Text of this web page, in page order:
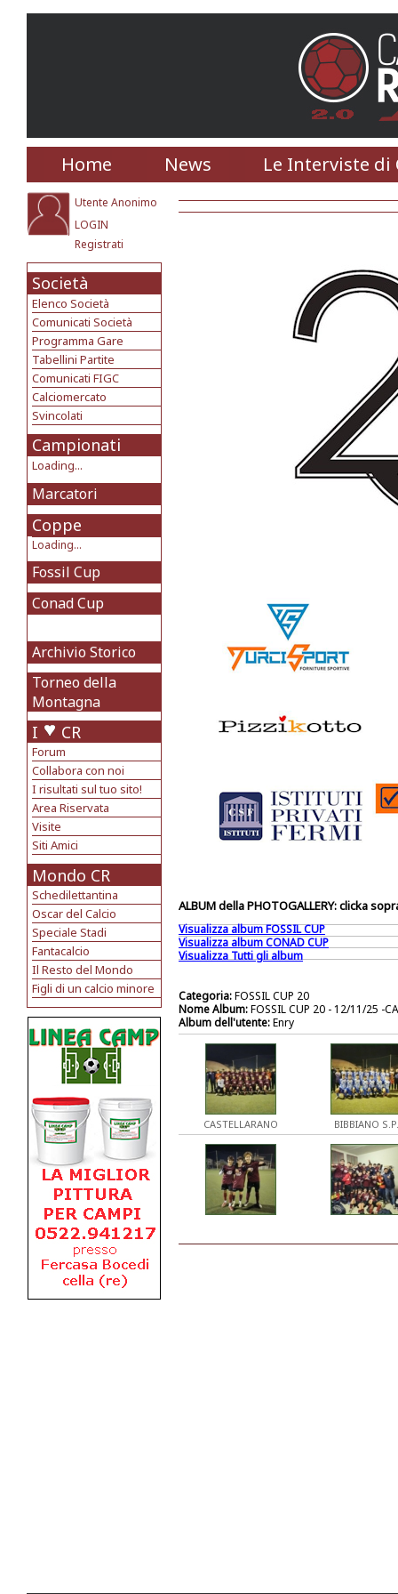
Home News Le Interviste di
Utente Anonimo
LOGIN
Registrati
Società
Elenco Società
Comunicati Società
Programma Gare
Tabellini Partite
Comunicati FIGC
Calciomercato
Svincolati
Campionati
Loading...
Marcatori
Coppe
Loading...
Fossil Cup
Conad Cup
Archivio Storico
Torneo della
Montagna
I CR
Forum
Collabora con noi
I risultati sul tuo sito!
Area Riservata
Visite
Siti Amici
Mondo CR
Schedilettantina
Oscar del Calcio
Speciale Stadi
Fantacalcio
Il Resto del Mondo
Figli di un calcio minore
ALBUM della PHOTOGALLERY: clicka
Visualizza album FOSSIL CUP
Visualizza album CONAD CUP
Visualizza Tutti gli album
Categoria:FOSSIL CUP 20
Nome Album:FOSSIL CUP 20 - 12/11/25 -
Album dell'utente:Enry
CASTELLARANO BIBBIANO S.P.